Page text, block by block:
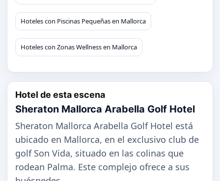
Hoteles con Piscinas Pequeñas en Mallorca
Hoteles con Zonas Wellness en Mallorca
Hotel de esta escena
Sheraton Mallorca Arabella Golf Hotel
Sheraton Mallorca Arabella Golf Hotel está
ubicado en Mallorca, en el exclusivo club de
golf Son Vida, situado en las colinas que
rodean Palma. Este complejo ofrece a sus